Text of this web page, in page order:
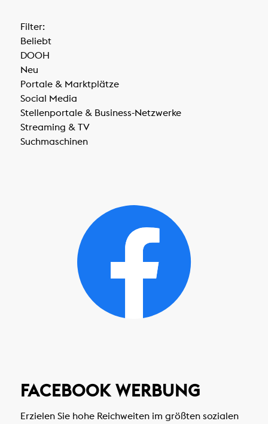
Filter:
Beliebt
DOOH
Neu
Portale & Marktplätze
Social Media
Stellenportale & Business-Netzwerke
Streaming & TV
Suchmaschinen
FACEBOOK WERBUNG
Erzielen Sie hohe Reichweiten im größten sozialen